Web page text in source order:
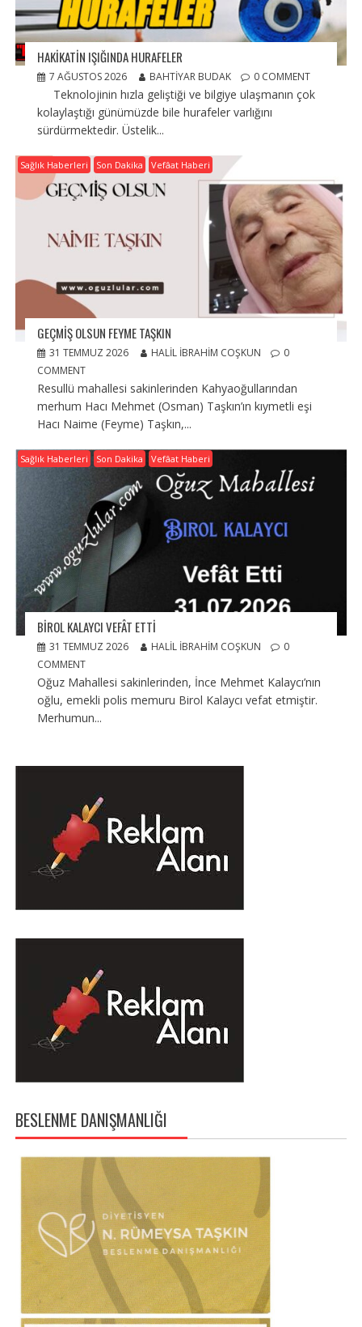
HAKİKATİN IŞIĞINDA HURAFELER
7 AĞUSTOS 2026 BAHTIYAR BUDAK 0 COMMENT
Teknolojinin hızla geliştiği ve bilgiye ulaşmanın çok
kolaylaştığı günümüzde bile hurafeler varlığını
sürdürmektedir. Üstelik...
Sağlık Haberleri Son Dakika Vefâat Haberi
GEÇMIŞ OLSUN FEYME TAŞKIN
31 TEMMUZ 2026 HALIL İBRAHIM COŞKUN
0
COMMENT
Resullü mahallesi sakinlerinden Kahyaoğullarından
merhum Hacı Mehmet (Osman) Taşkın’ın kıymetli eşi
Hacı Naime (Feyme) Taşkın,...
Sağlık Haberleri Son Dakika Vefâat Haberi
BIROL KALAYCI VEFÂT ETTI
31 TEMMUZ 2026 HALIL İBRAHIM COŞKUN
0
COMMENT
Oğuz Mahallesi sakinlerinden, İnce Mehmet Kalaycı’nın
oğlu, emekli polis memuru Birol Kalaycı vefat etmiştir.
Merhumun...
BESLENME DANIŞMANLIĞI